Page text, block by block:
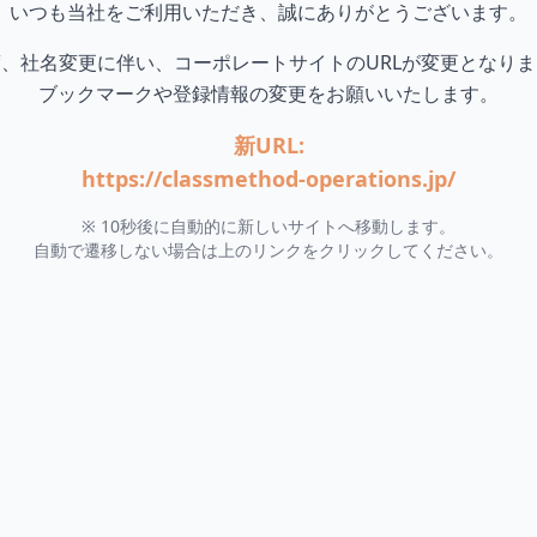
いつも当社をご利用いただき、誠にありがとうございます。
社名変更に伴い、コーポレートサイトのURLが変更となり
ブックマークや登録情報の変更をお願いいたします。
新URL:
https://classmethod-operations.jp/
※ 10秒後に自動的に新しいサイトへ移動します。
自動で遷移しない場合は上のリンクをクリックしてください。